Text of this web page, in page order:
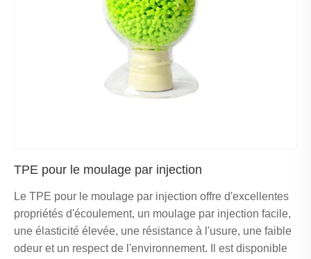
TPE pour le moulage par injection
Le TPE pour le moulage par injection offre d'excellentes
propriétés d'écoulement, un moulage par injection facile,
une élasticité élevée, une résistance à l'usure, une faible
odeur et un respect de l'environnement. Il est disponible